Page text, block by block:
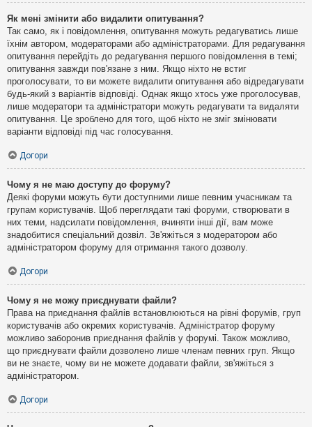
Як мені змінити або видалити опитування?
Так само, як і повідомлення, опитування можуть редагуватись лише
їхнім автором, модераторами або адміністраторами. Для редагування
опитування перейдіть до редагування першого повідомлення в темі;
опитування завжди пов'язане з ним. Якщо ніхто не встиг
проголосувати, то ви можете видалити опитування або відредагувати
будь-який з варіантів відповіді. Однак якщо хтось уже проголосував,
лише модератори та адміністратори можуть редагувати та видаляти
опитування. Це зроблено для того, щоб ніхто не зміг змінювати
варіанти відповіді під час голосування.
Догори
Чому я не маю доступу до форуму?
Деякі форуми можуть бути доступними лише певним учасникам та
групам користувачів. Щоб переглядати такі форуми, створювати в
них теми, надсилати повідомлення, вчиняти інші дії, вам може
знадобитися спеціальний дозвіл. Зв'яжіться з модератором або
адміністратором форуму для отримання такого дозволу.
Догори
Чому я не можу приєднувати файли?
Права на приєднання файлів встановлюються на рівні форумів, груп
користувачів або окремих користувачів. Адміністратор форуму
можливо заборонив приєднання файлів у форумі. Також можливо,
що приєднувати файли дозволено лише членам певних груп. Якщо
ви не знаєте, чому ви не можете додавати файли, зв'яжіться з
адміністратором.
Догори